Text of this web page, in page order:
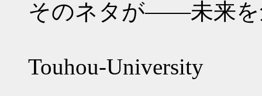
そのネタが――未来を
Touhou-University